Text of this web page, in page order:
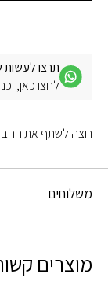
תרצו לעשות
לחצו כאן,
משלוחים
רוצה לשתף את
מוצרים